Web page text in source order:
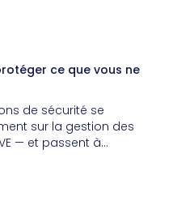
ce que vous ne
de sécurité se
sur la gestion des
— et passent à…